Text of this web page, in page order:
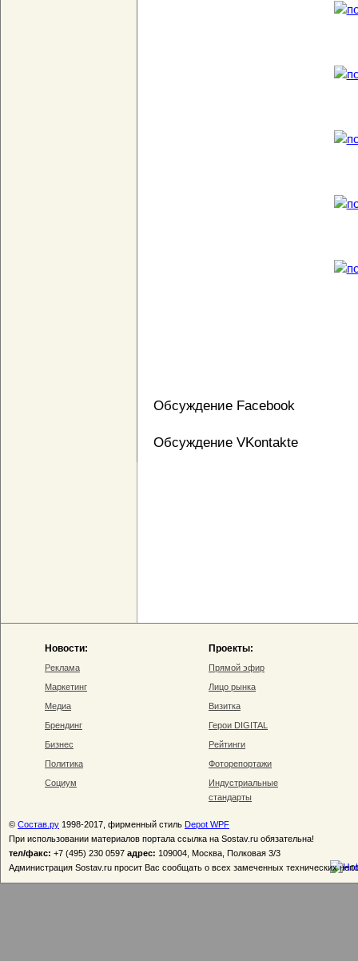
Обсуждение Facebook
Обсуждение VKontakte
Новости:
Реклама
Маркетинг
Медиа
Брендинг
Бизнес
Политика
Социум
Проекты:
Прямой эфир
Лицо рынка
Визитка
Герои DIGITAL
Рейтинги
Фоторепортажи
Индустриальные
стандарты
© Состав.ру 1998-2017, фирменный стиль Depot WPF
При использовании материалов портала ссылка на Sostav.ru обязательна!
тел/факс: +7 (495) 230 0597 адрес: 109004, Москва, Полковая 3/3
Администрация Sostav.ru просит Вас сообщать о всех замеченных технических